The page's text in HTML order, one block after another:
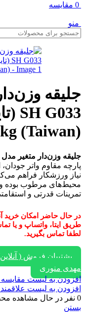
0 مقایسه
منو
(Taiwan)
جلیقه وزن‌دار متغیر مدل G-033
پارچه مقاوم واتر
نیاز ورزشکار فراهم
محیط‌های مرطوب بوده و
تمرینات قدرتی و
در حال حاضر امکان خرید
لطفا تماس بگیرید.
پشتیبان فروش (
مهدی منوری
افزودن به لیست مقایسه
افزودن به لیست
0 نفر در حال مشاهده
بستن